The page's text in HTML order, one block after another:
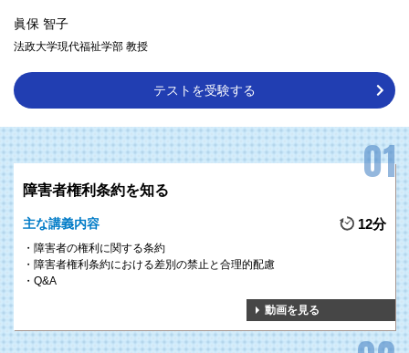
障害者雇用を推進していくためには、「障害者雇用のポイントとは何
整備の動き」など、障害者雇用の重要性や動向を自社や自組織内で理
解を深める必要があります。
それらの基礎知識をしっかりと学ぶことができるプログラムを提供し
ます。
障害者雇用や障害者雇用に関する法律について、基礎知識を学ぶだけ
でなく、障害者雇用への理解の醸成に必要な取り組み等についても紹
介しているため、自組織ですぐに障害者雇用に向けた第一歩を踏み出
眞保 智子
法政大学現代福祉学部 教授
テストを受験する
障害者権利条約を知る
主な講義内容 12分
障害者の権利に関する条約
障害者権利条約における差別の禁止と合理的配慮
Q&A
動画を見る